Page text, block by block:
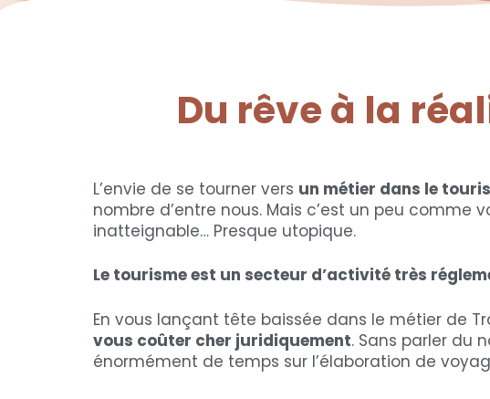
Du rêve à la
L’envie de se tourner vers un métier dans le
nombre d’entre nous. Mais c’est un peu
inatteignable… Presque utopique.
Le tourisme est un secteur d’activité très
En vous lançant tête baissée dans le métier de
vous coûter cher juridiquement. Sans parler du
énormément de temps sur l’élaboration de